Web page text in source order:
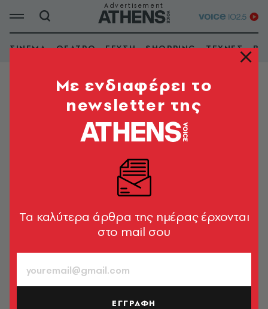
ΣΙΝΕΜΑ ΘΕΑΤΡΟ ΓΕΥΣΗ SHOPPING ΤΕΧΝΕΣ
Το Τρένο στο Ρουφ
Mε ενδιαφέρει το
newsletter της
Tα καλύτερα άρθρα της ημέρας έρχονται
στο mail σου
ΕΓΓΡΑΦΗ